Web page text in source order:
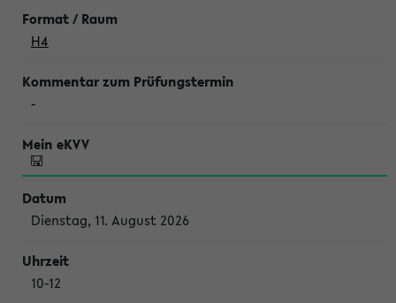
H4
-
Dienstag, 11. August 2026
10-12